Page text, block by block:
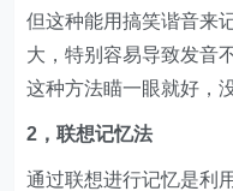
但这种能用搞笑谐音来
大，特别容易导致发音
这种方法瞄一眼就好，
2，联想记忆法
通过联想进行记忆是利